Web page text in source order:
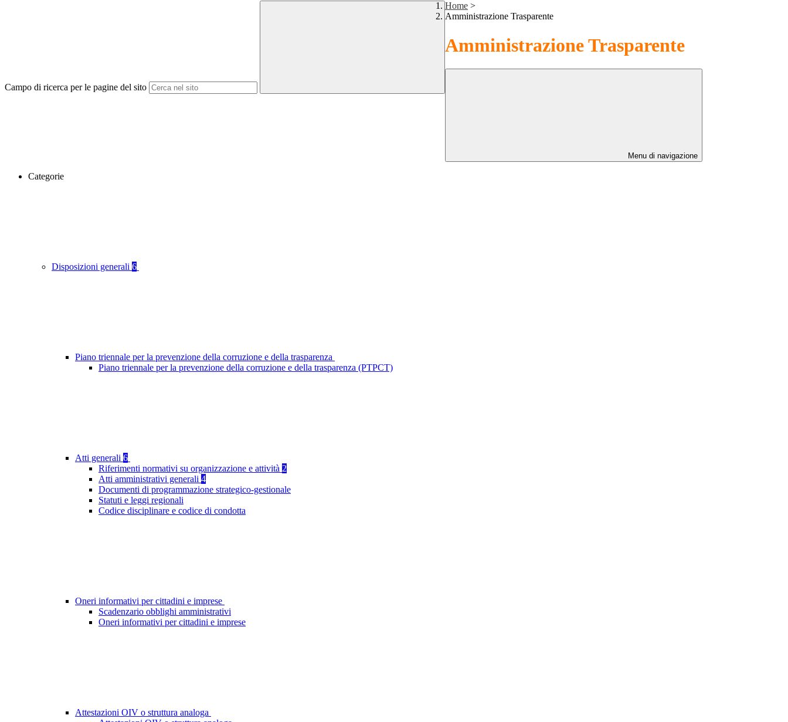
Campo di ricerca per le pagine del sito
Home >
Amministrazione Trasparente
Amministrazione Trasparente
Menu di navigazione
Categorie
Disposizioni generali 6
Piano triennale per la prevenzione della corruzione e della trasparenza
Piano triennale per la prevenzione della corruzione e della trasparenza (PTPCT)
Atti generali 6
Riferimenti normativi su organizzazione e attività 2
Atti amministrativi generali 4
Documenti di programmazione strategico-gestionale
Statuti e leggi regionali
Codice disciplinare e codice di condotta
Oneri informativi per cittadini e imprese
Scadenzario obblighi amministrativi
Oneri informativi per cittadini e imprese
Attestazioni OIV o struttura analoga